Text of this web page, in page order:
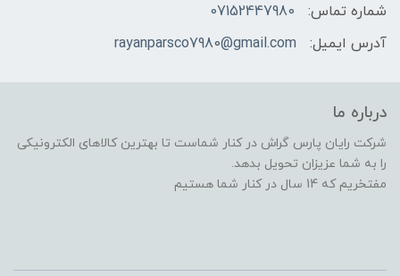
شماره تماس:
07152447980
آدرس ایمیل:
rayanparsco7980@gmail.com
درباره ما
شرکت رایان پارس گراش در کنار شماست تا بهترین کالاهای الکترونیکی
را به شما عزیزان تحویل بدهد.
مفتخریم که 14 سال در کنار شما هستیم